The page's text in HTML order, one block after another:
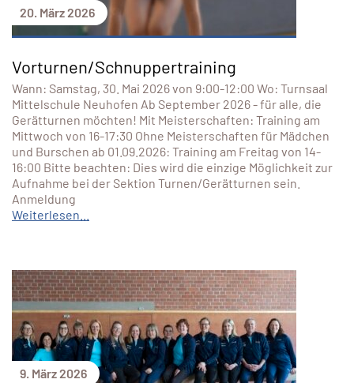
20. März 2026
Vorturnen/Schnuppertraining
Wann: Samstag, 30. Mai 2026 von 9:00-12:00 Wo: Turnsaal
Mittelschule Neuhofen Ab September 2026 - für alle, die
Gerätturnen möchten! Mit Meisterschaften: Training am
Mittwoch von 16-17:30 Ohne Meisterschaften für Mädchen
und Burschen ab 01.09.2026: Training am Freitag von 14-
16:00 Bitte beachten: Dies wird die einzige Möglichkeit zur
Aufnahme bei der Sektion Turnen/Gerätturnen sein.
Anmeldung
Weiterlesen...
9. März 2026